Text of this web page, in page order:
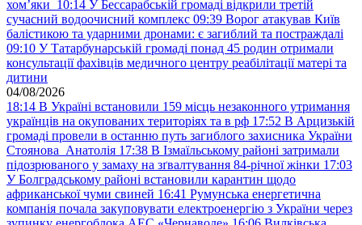
хом’яки 10:14 У Бессарабській громаді відкрили третій
сучасний водоочисний комплекс 09:39 Ворог атакував Київ
балістикою та ударними дронами: є загиблий та постраждалі
09:10 У Татарбунарській громаді понад 45 родин отримали
консультації фахівців медичного центру реабілітації матері та
дитини
04/08/2026
18:14 В Україні встановили 159 місць незаконного утримання
українців на окупованих територіях та в рф 17:52 В Арцизькій
громаді провели в останню путь загиблого захисника України
Стоянова Анатолія 17:38 В Ізмаїльському районі затримали
підозрюваного у замаху на зґвалтування 84-річної жінки 17:03
У Болградському районі встановили карантин щодо
африканської чуми свиней 16:41 Румунська енергетична
компанія почала закуповувати електроенергію з України через